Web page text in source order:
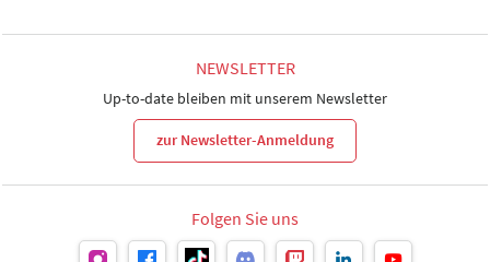
NEWSLETTER
Up-to-date bleiben mit unserem Newsletter
zur Newsletter-Anmeldung
Folgen Sie uns